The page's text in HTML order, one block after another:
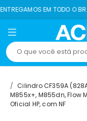
TODO O BRASIL
Cilindro CF359A
M855x+, M855dn, Flow
Oficial HP, com NF